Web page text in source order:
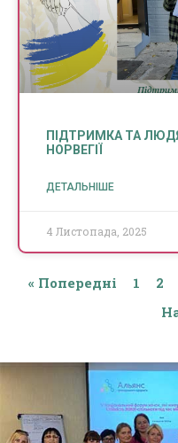
ПІДТРИМКА ТА
НОРВЕГІЇ
ДЕТАЛЬНІШЕ
4 Листопада, 2025
« Попередні 1 2